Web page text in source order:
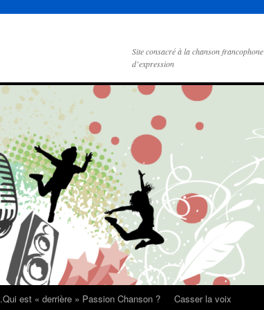
Site consacré à la chanson francophone
d’expression
.Qui est « derrière » Passion Chanson ?
Casser la voix